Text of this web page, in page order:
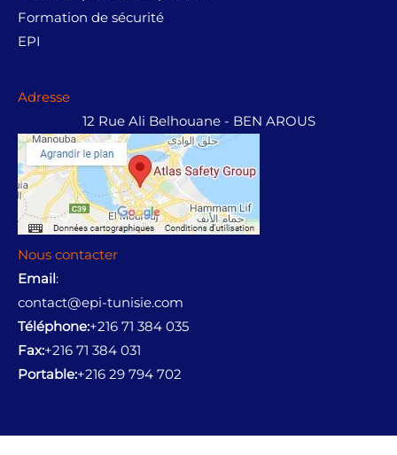
Formation de sécurité
EPI
Adresse
12 Rue Ali Belhouane - BEN AROUS
Nous contacter
Email:
contact@epi-tunisie.com
Téléphone:+216 71 384 035
Fax:+216 71 384 031
Portable:+216 29 794 702